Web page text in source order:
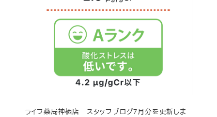
ライフ薬局神栖店 スタッフブログ7月分を更新しま